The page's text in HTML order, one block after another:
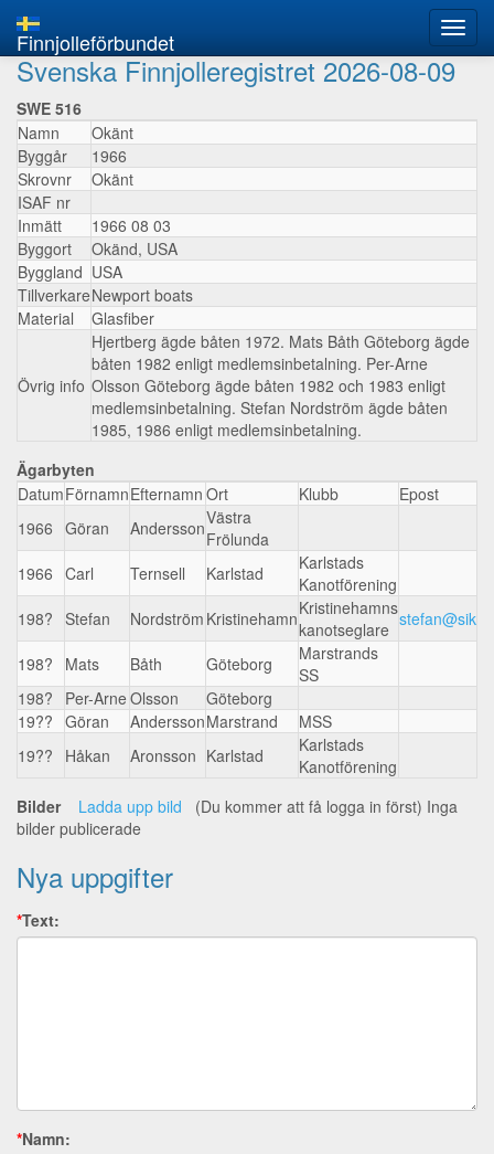
Finnjolleförbundet
Svenska Finnjolleregistret 2026-08-09
SWE 516
Namn
Okänt
Byggår
1966
Skrovnr
Okänt
ISAF nr
Inmätt
1966 08 03
Byggort
Okänd, USA
Byggland USA
TillverkareNewport boats
Material
Glasfiber
Övrig info
Hjertberg ägde båten 1972. Mats Båth Göteborg ägde
båten 1982 enligt medlemsinbetalning. Per-Arne
Olsson Göteborg ägde båten 1982 och 1983 enligt
medlemsinbetalning. Stefan Nordström ägde båten
1985, 1986 enligt medlemsinbetalning.
Ägarbyten
DatumFörnamnEfternamn Ort Klubb
Epost
1966 Göran AnderssonVästra
Frölunda
1966 Carl Ternsell Karlstad
Karlstads
Kanotförening
198? Stefan Nordström KristinehamnKristinehamns
kanotseglare
198? Mats Båth Göteborg
Marstrands
SS
198?
Per-Arne Olsson
Göteborg
19?? Göran AnderssonMarstrand
MSS
19??
Håkan Aronsson Karlstad
Karlstads
Kanotförening
Bilder
Ladda upp bild (Du kommer att få logga in först) Inga
bilder publicerade
Nya uppgifter
*Text:
*Namn: